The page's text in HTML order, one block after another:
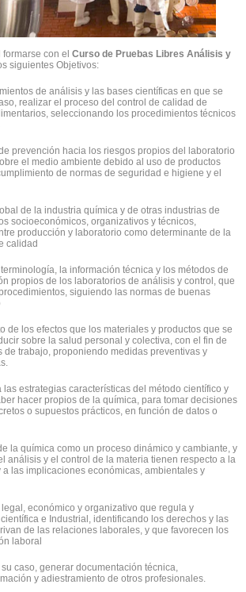
con el Curso de Pruebas Libres Análisis y
siguientes Objetivos:
de análisis y las bases científicas en que se
realizar el proceso del control de calidad de
seleccionando los procedimientos técnicos
prevención hacia los riesgos propios del laboratorio
el medio ambiente debido al uso de productos
de normas de seguridad e higiene y el
de la industria química y de otras industrias de
socioeconómicos, organizativos y técnicos,
producción y laboratorio como determinante de la
calidad
la información técnica y los métodos de
propios de los laboratorios de análisis y control, que
siguiendo las normas de buenas
de los efectos que los materiales y productos que se
sobre la salud personal y colectiva, con el fin de
de trabajo, proponiendo medidas preventivas y
estrategias características del método científico y
hacer propios de la química, para tomar decisiones
o supuestos prácticos, en función de datos o
la química como un proceso dinámico y cambiante, y
análisis y el control de la materia tienen respecto a la
las implicaciones económicas, ambientales y
económico y organizativo que regula y
e Industrial, identificando los derechos y las
de las relaciones laborales, y que favorecen los
laboral
caso, generar documentación técnica,
y adiestramiento de otros profesionales.